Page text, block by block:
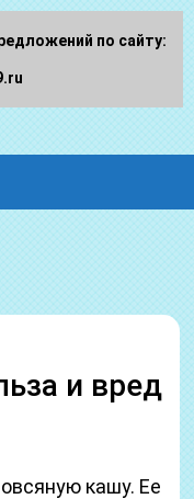
и вред
кашу. Ее
по сайту: